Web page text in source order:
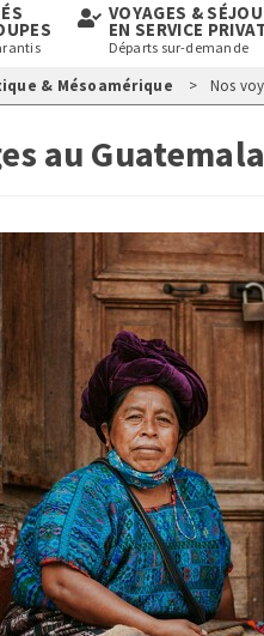
VOYAGES &
EN SERVICE
Départs sur-demande
& Mésoamérique Nos
au Guatemala